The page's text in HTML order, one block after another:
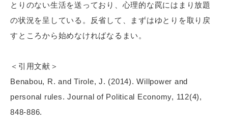
とりのない生活を送っており、心理的な罠にはまり放題
の状況を呈している。反省して、まずはゆとりを取り戻
すところから始めなければなるまい。
＜引用文献＞
Benabou, R. and Tirole, J. (2014). Willpower and
personal rules. Journal of Political Economy, 112(4),
848-886.